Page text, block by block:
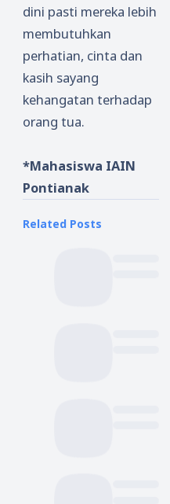
dini pasti mereka lebih
membutuhkan
perhatian, cinta dan
kasih sayang
kehangatan terhadap
orang tua.
*Mahasiswa IAIN
Pontianak
Related Posts